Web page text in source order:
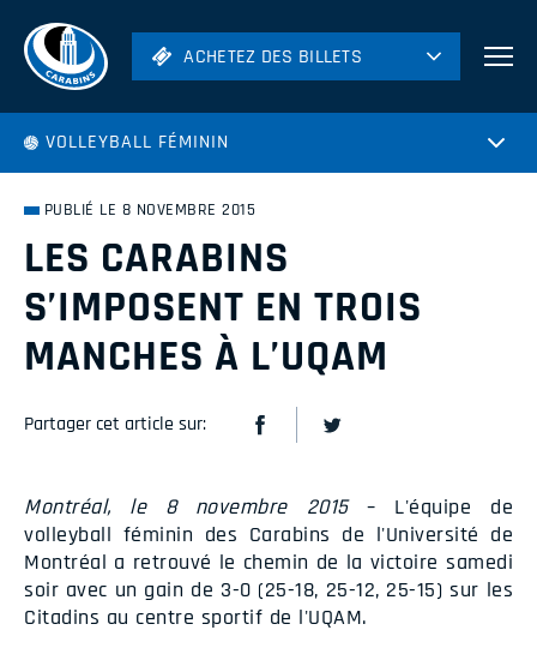
ACHETEZ DES BILLETS
Hockey
ACHETEZ DES BILLETS
VOLLEYBALL FÉMININ
PUBLIÉ LE 8 NOVEMBRE 2015
LES CARABINS
S’IMPOSENT EN TROIS
MANCHES À L’UQAM
Partager cet article sur:
Montréal, le 8 novembre 2015– L'équipe de
volleyball féminin des Carabins de l'Université de
Montréal a retrouvé le chemin de la victoire samedi
soir avec un gain de 3-0 (25-18, 25-12, 25-15) sur les
Citadins au centre sportif de l'UQAM.